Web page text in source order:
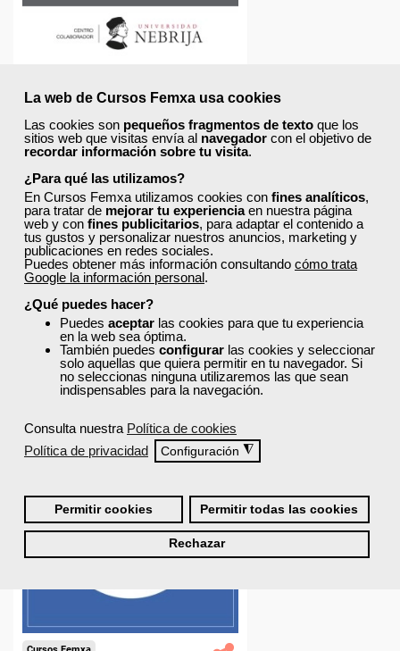
La web de Cursos Femxa usa cookies
Las cookies son pequeños fragmentos de texto que los
sitios web que visitas envía al navegador con el objetivo de
recordar información sobre tu visita.
¿Para qué las utilizamos?
En Cursos Femxa utilizamos cookies con fines analíticos,
para tratar de mejorar tu experienciaen nuestra página
web y con fines publicitarios, para adaptar el contenido a
tus gustos y personalizar nuestros anuncios, marketing y
publicaciones en redes sociales.
Puedes obtener más información consultando cómo trata
Google la información personal.
¿Qué puedes hacer?
Puedes aceptar las cookies para que tu experiencia
en la web sea óptima.
También puedes configurar las cookies y seleccionar
solo aquellas que quiera permitir en tu navegador. Si
no seleccionas ninguna utilizaremos las que sean
indispensables para la navegación.
Consulta nuestra Política de cookies
Política de privacidad
Configuración ◮
Permitir cookies Permitir todas las cookies
Rechazar